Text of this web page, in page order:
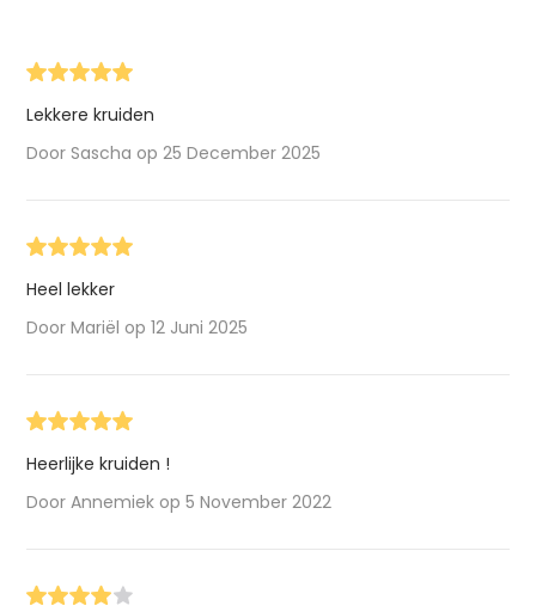
Lekkere kruiden
Door Sascha op 25 December 2025
Heel lekker
Door Mariël op 12 Juni 2025
Heerlijke kruiden !
Door Annemiek op 5 November 2022